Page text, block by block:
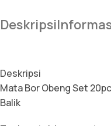
Deskripsi
Deskripsi
Mata Bor Obeng Set
Balik